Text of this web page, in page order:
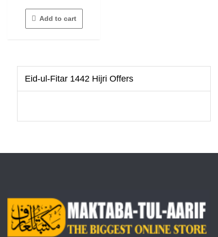
5
Add to cart
Eid-ul-Fitar 1442 Hijri Offers